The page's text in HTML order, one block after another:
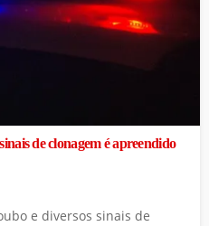
de clonagem é apreendido
e diversos sinais de